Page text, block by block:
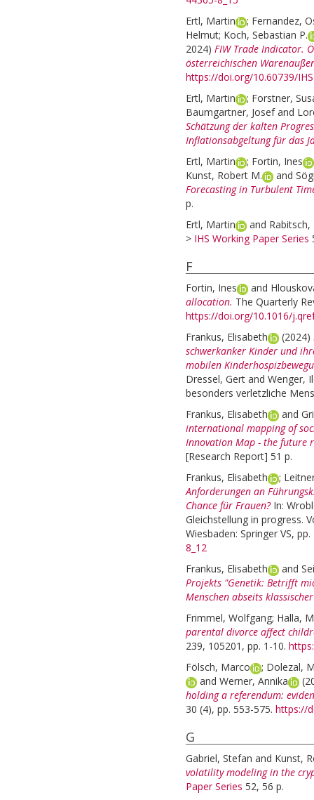
Ertl, Martin
; Fernandez,
Helmut; Koch, Sebastian P.
2024) FIW Trade Indicator.
österreichischen
https://doi.org/10.60739/
Ertl, Martin
; Forstner,
Baumgartner, Josefand
Schätzung der kalten
Inflationsabgeltung für das
Ertl, Martin
; Fortin, Ines
Kunst, Robert M.
and
Forecasting in Turbulent
p.
Ertl, Martin
and Rabitsch,
> IHS Working Paper Series
F
Fortin, Ines and
allocation. The Quarterly
https://doi.org/10.1016/
Frankus, Elisabeth
(2024)
schwerkanker Kinder und
mobilen
Dressel, Gert and Wenger,
besonders verletzliche
Frankus, Elisabeth
and
international mapping of
Innovation Map - the future
[Research Report] 51 p.
Frankus, Elisabeth
;
Anforderungen an
Chance für Frauen? In:
Gleichstellung in progress.
Wiesbaden: Springer VS,
8_12
Frankus, Elisabeth
and
Projekts "Genetik: Betrifft
Menschen abseits
Frimmel, Wolfgang; Halla,
parental divorce affect
239, 105201, pp. 1-10.
Fölsch, Marco
; Dolezal,
and Werner, Annika
holding a referendum:
30 (4), pp. 553-575. https://
G
Gabriel, Stefan and Kunst,
volatility modeling in the
Paper Series 52, 56 p.